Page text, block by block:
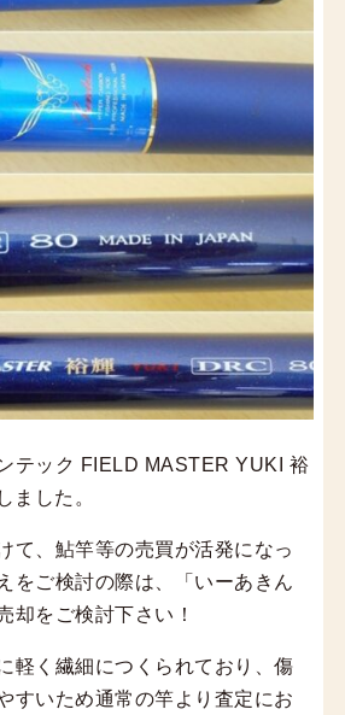
テック FIELD MASTER YUKI 裕
ました。
て、鮎竿等の売買が活発になっ
をご検討の際は、「いーあきん
却をご検討下さい！
軽く繊細につくられており、傷
すいため通常の竿より査定にお